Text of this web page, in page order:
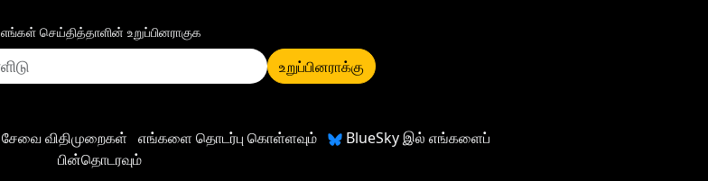
எங்கள் செய்தித்தாளின் உறுப்பினராகுக
உறுப்பினராக்கு
சேவை விதிமுறைகள் எங்களை தொடர்பு கொள்ளவும்
BlueSky இல் எங்களைப்
பின்தொடரவும்